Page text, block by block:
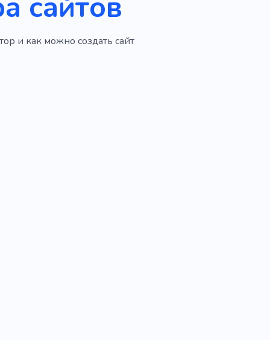
и как можно создать сайт